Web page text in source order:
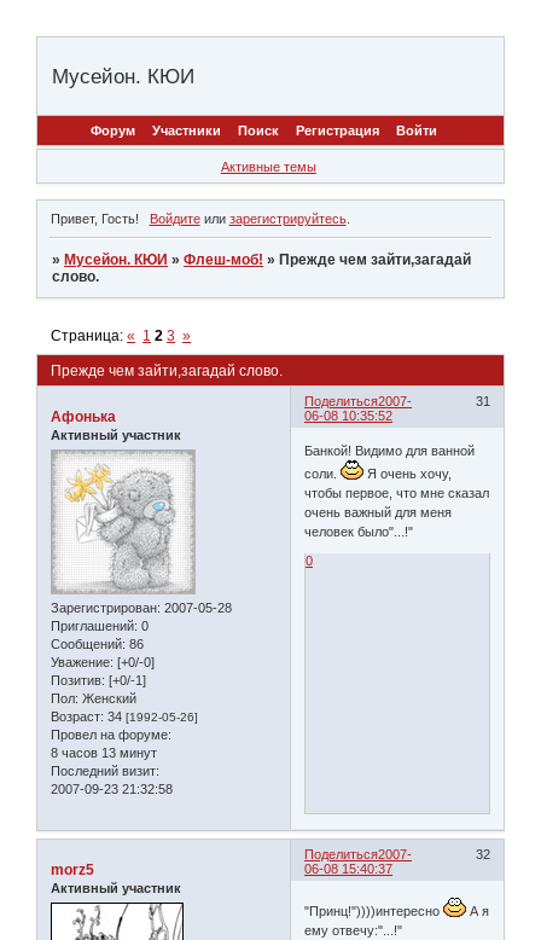
Мусейон. КЮИ
Форум Участники Поиск Регистрация Войти
Активные темы
Привет, Гость! Войдитеили зарегистрируйтесь.
» Мусейон. КЮИ »Флеш-моб! » Прежде чем зайти,загадай
слово.
Прежде чем зайти,загадай слово.
Страница:« 1 2 3 »
Поделиться 31
2007-
06-08 10:35:52
Афонька
Активный участник
Зарегистрирован: 2007-05-28
Приглашений: 0
Сообщений: 86
Уважение: [+0/-0]
Позитив: [+0/-1]
Пол: Женский
Возраст: 34 [1992-05-26]
Провел на форуме:
8 часов 13 минут
Последний визит:
2007-09-23 21:32:58
Банкой! Видимо для ванной
соли.
Я очень хочу,
чтобы первое, что мне сказал
очень важный для меня
человек было"...!"
0
Поделиться 32
2007-
06-08 15:40:37
morz5
Активный участник
"Принц!"))))интересно
А я
ему отвечу:"...!"